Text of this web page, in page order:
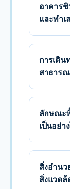
อาคารชิ
และทำเ
การเดิน
สาธารณ
ลักษณะ
เป็นอย่า
สิ่งอำนว
สิ่งแวดล้